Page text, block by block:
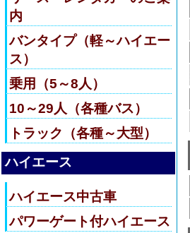
内
バンタイプ（軽～ハイエー
ス）
乗用（5～8人）
10～29人（各種バス）
トラック（各種～大型）
ハイエース
ハイエース中古車
パワーゲート付ハイエース